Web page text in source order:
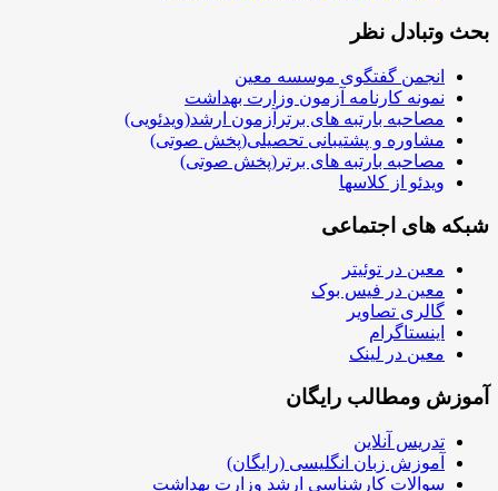
بحث وتبادل نظر
انجمن گفتگوی موسسه معین
نمونه کارنامه آزمون وزارت بهداشت
مصاحبه بارتبه های برترآزمون ارشد(ویدئویی)
مشاوره و پشتیبانی تحصیلی(پخش صوتی)
مصاحبه بارتبه های برتر(پخش صوتی)
ویدئو از کلاسها
شبکه های اجتماعی
معین در توئیتر
معین در فیس بوک
گالری تصاویر
اینستاگرام
معین در لینک
آموزش ومطالب رایگان
تدریس آنلاین
آموزش زبان انگلیسی (رایگان)
سوالات کارشناسی ارشد وزارت بهداشت